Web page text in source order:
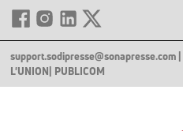
support.sodipresse@sonapresse.com
L'UNION | PUBLICOM